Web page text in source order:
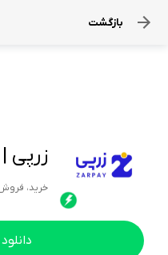
بازگشت
زرپی | ZarPay
خرید،